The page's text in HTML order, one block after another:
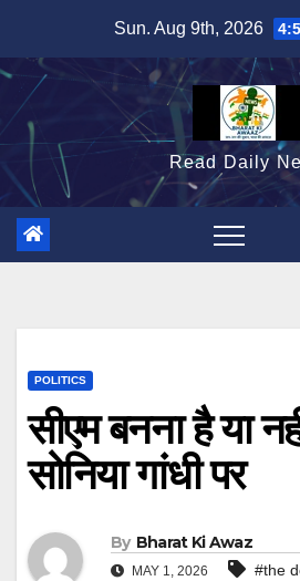
content
Sun. Aug 9th, 2026
Read Daily
POLITICS
सीएम बनना है या
सोनिया गांधी पर
By Bharat Ki Awaz
MAY 1, 2026
#the